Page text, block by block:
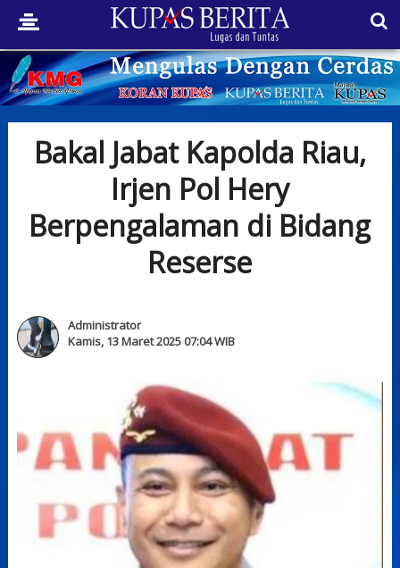
Bakal Jabat Kapolda Riau,
Irjen Pol Hery
Berpengalaman di Bidang
Reserse
Administrator
Kamis, 13 Maret 2025 07:04 WIB